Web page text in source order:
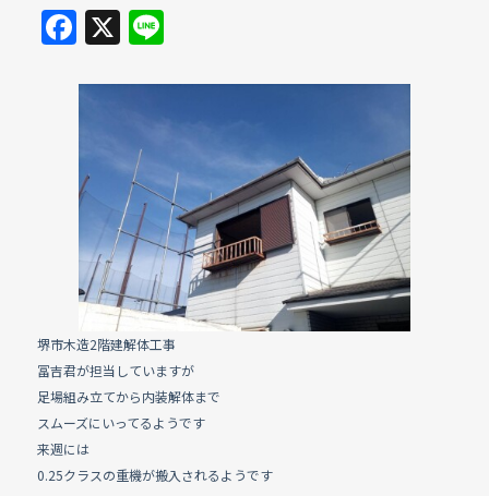
F
a
c
e
b
o
o
k
X Li
e
堺市木造2階建解体工事
冨吉君が担当していますが
足場組み立てから内装解体まで
スムーズにいってるようです
来週には
0.25クラスの重機が搬入されるようです